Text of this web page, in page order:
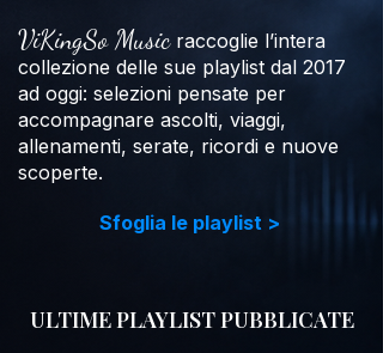
ViKingSo Musicraccoglie l’intera
collezione delle sue playlist dal 2017
ad oggi: selezioni pensate per
accompagnare ascolti, viaggi,
allenamenti, serate, ricordi e nuove
scoperte.
Sfoglia le playlist >
ULTIME PLAYLIST PUBBLICATE